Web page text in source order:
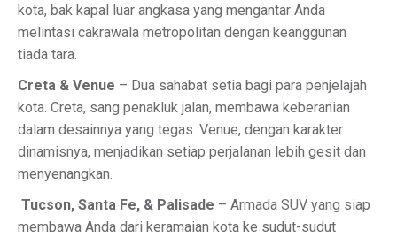
kota, bak kapal luar angkasa yang mengantar Anda
melintasi cakrawala metropolitan dengan keanggunan
tiada tara.
Creta & Venue – Dua sahabat setia bagi para penjelajah
kota. Creta, sang penakluk jalan, membawa keberanian
dalam desainnya yang tegas. Venue, dengan karakter
dinamisnya, menjadikan setiap perjalanan lebih gesit dan
menyenangkan.
️ Tucson, Santa Fe, & Palisade – Armada SUV yang siap
membawa Anda dari keramaian kota ke sudut-sudut